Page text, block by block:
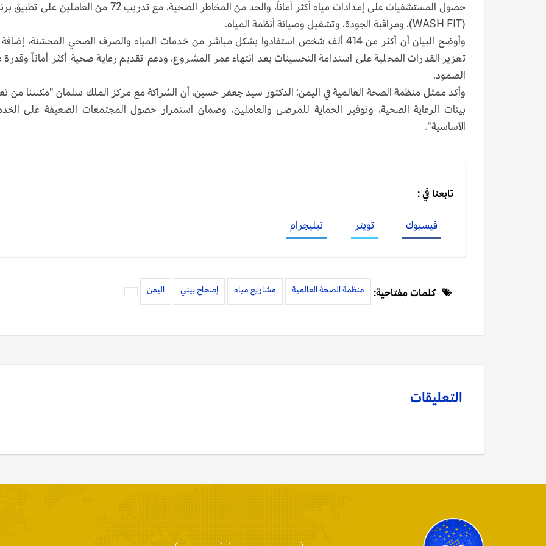
حصول المستشفيات على إمدادات مياه أكثر أماناً، والحد من المخاطر الصحية، مع تدريب 72 من العاملين
(WASH FIT)، ومراقبة الجودة، وتشغيل وصيانة أنظمة المياه.
وأوضح البيان أن أكثر من 414 ألف شخص استفادوا بشكل مباشر من خدمات المياه والصرف الصحي المحسّنة،
تعزيز القدرات المحلية على استدامة التحسينات بعد انتهاء عمر المشروع، ودعم تقديم رعاية صحية أكثر أماناً وقدرة
الصمود.
وأكد ممثل منظمة الصحة العالمية في اليمن؛ الدكتور سيد جعفر حسين، أن الشراكة مع مركز الملك سلمان "مكنتنا من
بيئات الرعاية الصحية، وتوفير الحماية للمرضى والعاملين، وضمان استمرار حصول المجتمعات الضعيفة على
الأساسية".
تابعنا في :
فيسبوك تويتر تيليجرام
كلمات مفتاحية: منظمة الصحة العالمية مشاريع مياه إصحاح بيئي اليمن
التعليقات